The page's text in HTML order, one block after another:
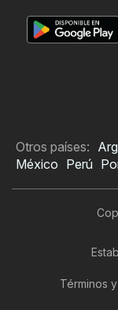
Otros países:
México Perú
Términos